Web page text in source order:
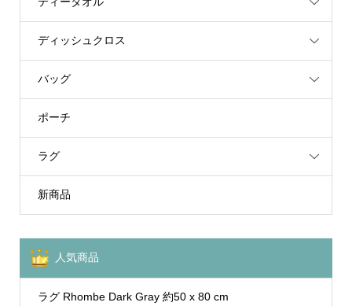
ディッシュクロス
バッグ
ポーチ
ラグ
新商品
人気商品
ラグ Rhombe Dark Gray 約50 x 80 cm